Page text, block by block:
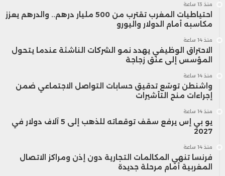
الارتقاء بالتعليم المالي كعنصر أساسي في دعم
هذه التحولات.
وفي المحصلة، يبدو أن المغرب يواصل تعزيز
موقعه ضمن الاقتصادات الإفريقية الصاعدة
الأكثر جاذبية لرؤوس الأموال، مدعوماً باستمرار
الإصلاحات الاقتصادية وتحسين مناخ الاستثمار،
بما يرسخ مكانته كوجهة واعدة للاستثمار الأجنبي
المباشر خلال السنوات المقبلة.
منذ 13 ساعة
احتياطيات المغرب تقترب من 500 مليار درهم.. والدرهم يعزز
مكاسبه أمام الدولار واليورو
منذ 14 ساعة
الاحتراق الوظيفي يهدد نمو الشركات الناشئة عندما يتحول
المؤسس إلى عنق زجاجة
منذ 14 ساعة
واشنطن توسّع تدقيق حسابات التواصل الاجتماعي ضمن
إجراءات منح التأشيرات
منذ 14 ساعة
يو بي إس يرفع سقف توقعاته للذهب إلى 5 آلاف دولار في
2027
منذ 14 ساعة
فرنسا تنهي المكالمات التجارية دون إذن ومراكز الاتصال
المغربية أمام مرحلة جديدة